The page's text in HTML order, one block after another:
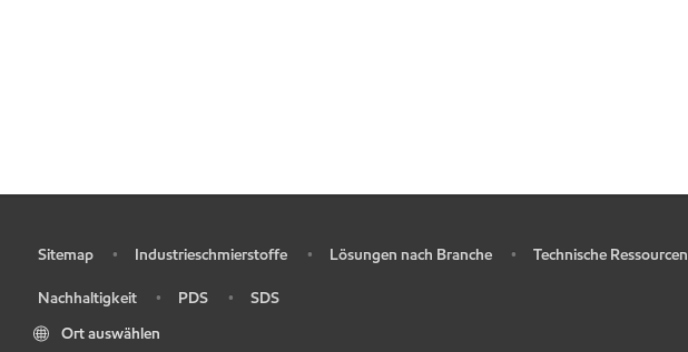
Sitemap • Industrieschmierstoffe • Lösungen nach Branche • Technische Ressourcen
Nachhaltigkeit • PDS •
SDS
Ort auswählen